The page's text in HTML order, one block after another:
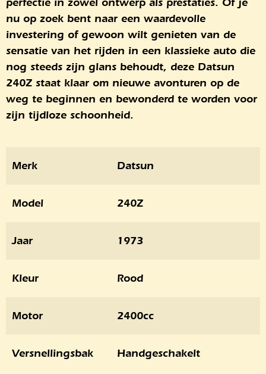
perfectie in zowel ontwerp als prestaties. Of je
nu op zoek bent naar een waardevolle
investering of gewoon wilt genieten van de
sensatie van het rijden in een klassieke auto die
nog steeds zijn glans behoudt, deze Datsun
240Z staat klaar om nieuwe avonturen op de
weg te beginnen en bewonderd te worden voor
zijn tijdloze schoonheid.
Merk Datsun
Model 240Z
Jaar 1973
Kleur Rood
Motor 2400cc
Versnellingsbak Handgeschakelt